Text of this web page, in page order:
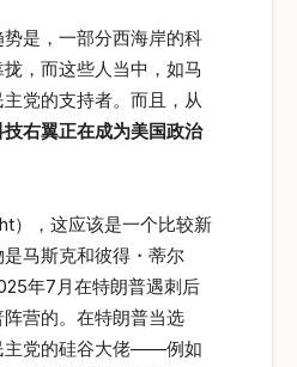
是，一部分西海岸的科
，而这些人当中，如马
党的支持者。而且，从
技右翼正在成为美国政治
），这应该是一个比较新
马斯克和彼得・蒂尔
年7月在特朗普遇刺后
营的。在特朗普当选
主党的硅谷大佬——例如